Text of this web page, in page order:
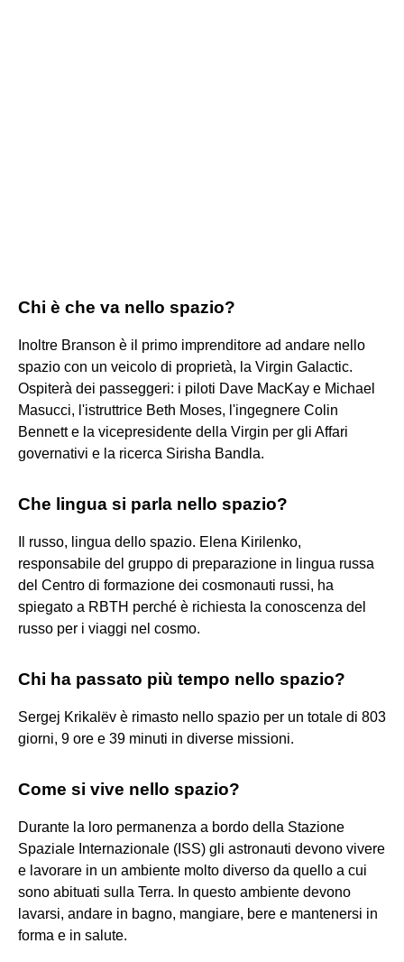
Chi è che va nello spazio?
Inoltre Branson è il primo imprenditore ad andare nello
spazio con un veicolo di proprietà, la Virgin Galactic.
Ospiterà dei passeggeri: i piloti Dave MacKay e Michael
Masucci, l'istruttrice Beth Moses, l'ingegnere Colin
Bennett e la vicepresidente della Virgin per gli Affari
governativi e la ricerca Sirisha Bandla.
Che lingua si parla nello spazio?
Il russo, lingua dello spazio. Elena Kirilenko,
responsabile del gruppo di preparazione in lingua russa
del Centro di formazione dei cosmonauti russi, ha
spiegato a RBTH perché è richiesta la conoscenza del
russo per i viaggi nel cosmo.
Chi ha passato più tempo nello spazio?
Sergej Krikalëv è rimasto nello spazio per un totale di 803
giorni, 9 ore e 39 minuti in diverse missioni.
Come si vive nello spazio?
Durante la loro permanenza a bordo della Stazione
Spaziale Internazionale (ISS) gli astronauti devono vivere
e lavorare in un ambiente molto diverso da quello a cui
sono abituati sulla Terra. In questo ambiente devono
lavarsi, andare in bagno, mangiare, bere e mantenersi in
forma e in salute.